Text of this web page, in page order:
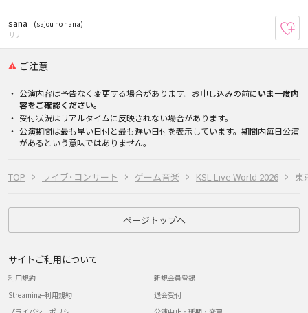
TOP ライブ･コンサート ゲーム音楽 KSL Live World 2026 東
sana
(sajou no hana)
サナ
ご注意
公演内容は予告なく変更する場合があります。お申し込みの前にいま一度内
容をご確認ください。
受付状況はリアルタイムに反映されない場合があります。
公演期間は最も早い日付と最も遅い日付を表示しています。期間内毎日公演
があるという意味ではありません。
ページトップへ
サイトご利用について
利用規約
Streaming+利用規約
新規会員登録
退会受付